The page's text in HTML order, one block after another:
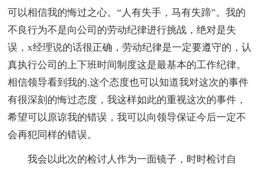
可以相信我的悔过之心。“人有失手，马有失蹄”。我的
不良行为不是向公司的劳动纪律进行挑战，绝对是失
误，x经理说的话很正确，劳动纪律是一定要遵守的，认
真执行公司的上下班时间制度这是最基本的工作纪律。
相信领导看到我的.这个态度也可以知道我对这次的事件
有很深刻的悔过态度，我这样如此的重视这次的事件，
希望可以原谅我的错误，我可以向领导保证今后一定不
会再犯同样的错误。
我会以此次的检讨人作为一面镜子，时时检讨自